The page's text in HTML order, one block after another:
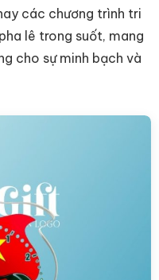
các chương trình tri
lê trong suốt, mang
cho sự minh bạch và